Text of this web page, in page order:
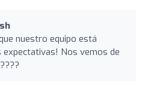
nuestro equipo está
expectativas! Nos vemos de